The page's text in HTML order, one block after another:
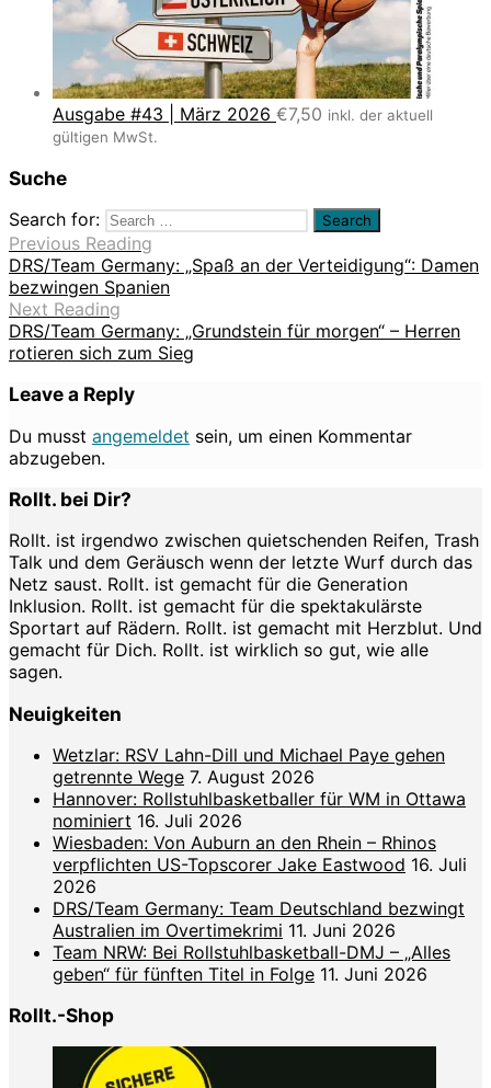
Ausgabe #43 | März 2026 €7,50 inkl. der aktuell
gültigen MwSt.
Suche
Search for:
Previous Reading
DRS/Team Germany: „Spaß an der Verteidigung“: Damen
bezwingen Spanien
Next Reading
DRS/Team Germany: „Grundstein für morgen“ – Herren
rotieren sich zum Sieg
Leave a Reply
Du musst angemeldet sein, um einen Kommentar
abzugeben.
Rollt. bei Dir?
Rollt. ist irgendwo zwischen quietschenden Reifen, Trash
Talk und dem Geräusch wenn der letzte Wurf durch das
Netz saust. Rollt. ist gemacht für die Generation
Inklusion. Rollt. ist gemacht für die spektakulärste
Sportart auf Rädern. Rollt. ist gemacht mit Herzblut. Und
gemacht für Dich. Rollt. ist wirklich so gut, wie alle
sagen.
Neuigkeiten
Wetzlar: RSV Lahn-Dill und Michael Paye gehen
getrennte Wege 7. August 2026
Hannover: Rollstuhlbasketballer für WM in Ottawa
nominiert 16. Juli 2026
Wiesbaden: Von Auburn an den Rhein – Rhinos
verpflichten US-Topscorer Jake Eastwood 16. Juli
2026
DRS/Team Germany: Team Deutschland bezwingt
Australien im Overtimekrimi 11. Juni 2026
Team NRW: Bei Rollstuhlbasketball-DMJ – „Alles
geben“ für fünften Titel in Folge 11. Juni 2026
Rollt.-Shop